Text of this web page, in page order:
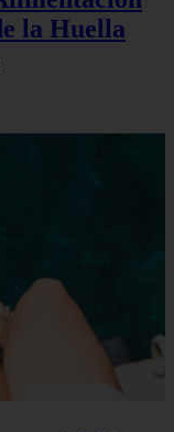
la Huella